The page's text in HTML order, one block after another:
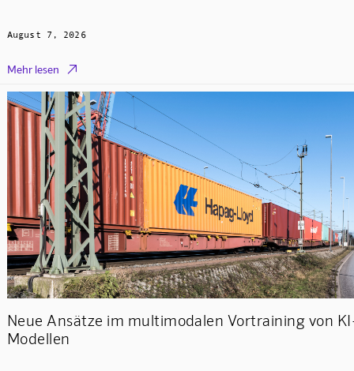
August 7, 2026
Mehr lesen 
Neue Ansätze im multimodalen Vortraining von
Modellen